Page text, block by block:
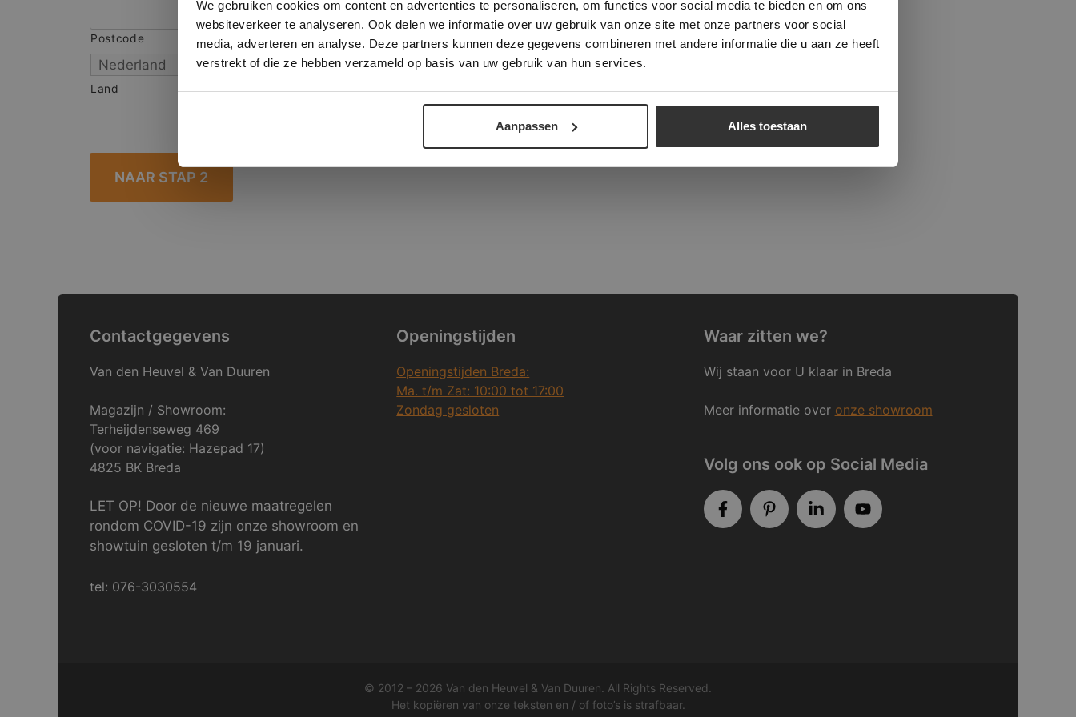
We gebruiken cookies om content en advertenties te personaliseren, om functies voor social media te bieden en om ons
websiteverkeer te analyseren. Ook delen we informatie over uw gebruik van onze site met onze partners voor social
media, adverteren en analyse. Deze partners kunnen deze gegevens combineren met andere informatie die u aan ze heeft
verstrekt of die ze hebben verzameld op basis van uw gebruik van hun services.
Aanpassen Alles toestaan
Postcode Stad
Land
Contactgegevens
Van den Heuvel & Van Duuren
Magazijn / Showroom:
Terheijdenseweg 469
(voor navigatie: Hazepad 17)
4825 BK Breda
LET OP! Door de nieuwe maatregelen
rondom COVID-19 zijn onze showroom en
showtuin gesloten t/m 19 januari.
tel: 076-3030554
Openingstijden
Openingstijden Breda:
Ma. t/m Zat: 10:00 tot 17:00
Zondag gesloten
Waar zitten we?
Wij staan voor U klaar in Breda
Meer informatie over onze showroom
Volg ons ook op Social Media
© 2012 – 2026 Van den Heuvel & Van Duuren. All Rights Reserved.
Het kopiëren van onze teksten en / of foto’s is strafbaar.
verder
ALLES ACCEPTEREN ALLES AFWIJZEN